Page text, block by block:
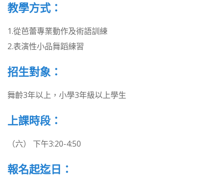
教學方式：
1.從芭蕾專業動作及術語訓練
2.表演性小品舞蹈練習
招生對象：
舞齡3年以上，小學3年級以上學生
上課時段：
（六） 下午3:20-4:50
報名起迄日：